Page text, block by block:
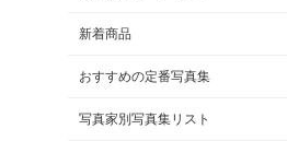
新着商品
おすすめの定番写真集
写真家別写真集リスト